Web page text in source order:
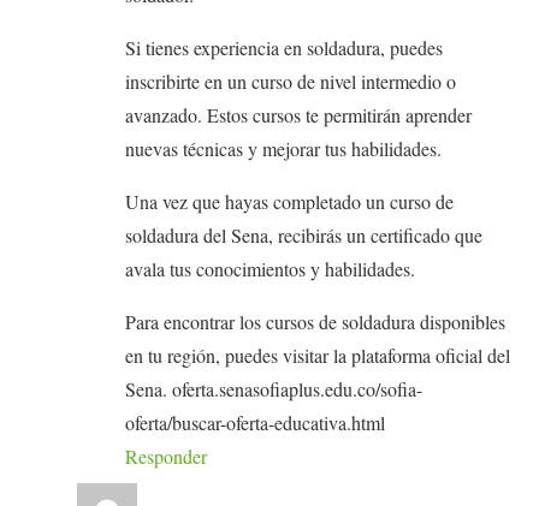
Si tienes experiencia en soldadura, puedes
inscribirte en un curso de nivel intermedio o
avanzado. Estos cursos te permitirán aprender
nuevas técnicas y mejorar tus habilidades.
Una vez que hayas completado un curso de
soldadura del Sena, recibirás un certificado que
avala tus conocimientos y habilidades.
Para encontrar los cursos de soldadura disponibles
en tu región, puedes visitar la plataforma oficial del
Sena. oferta.senasofiaplus.edu.co/sofia-
oferta/buscar-oferta-educativa.html
Responder